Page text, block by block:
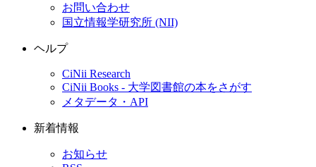
お問い合わせ
国立情報学研究所 (NII)
ヘルプ
CiNii Research
CiNii Books - 大学図書館の本をさがす
メタデータ・API
新着情報
お知らせ